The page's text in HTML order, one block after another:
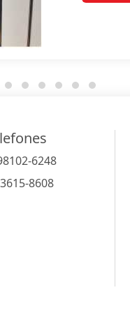
6248
8608